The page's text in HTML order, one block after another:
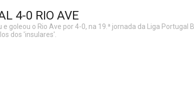
4-0 RIO AVE
goleou o Rio Ave por 4-0, na 19.ª jornada da Liga Portugal
dos 'insulares'.